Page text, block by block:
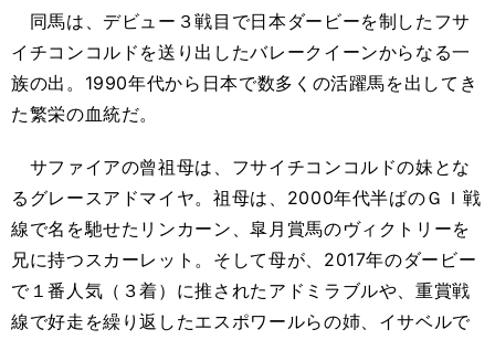
同馬は、デビュー３戦目で日本ダービーを制したフサ
イチコンコルドを送り出したバレークイーンからなる一
族の出。1990年代から日本で数多くの活躍馬を出してき
た繁栄の血統だ。
サファイアの曾祖母は、フサイチコンコルドの妹とな
るグレースアドマイヤ。祖母は、2000年代半ばのＧＩ戦
線で名を馳せたリンカーン、皐月賞馬のヴィクトリーを
兄に持つスカーレット。そして母が、2017年のダービー
で１番人気（３着）に推されたアドミラブルや、重賞戦
線で好走を繰り返したエスポワールらの姉、イサベルで